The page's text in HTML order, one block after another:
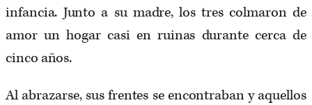
infancia. Junto a su madre, los tres colmaron de
amor un hogar casi en ruinas durante cerca de
cinco años.
Al abrazarse, sus frentes se encontraban y aquellos